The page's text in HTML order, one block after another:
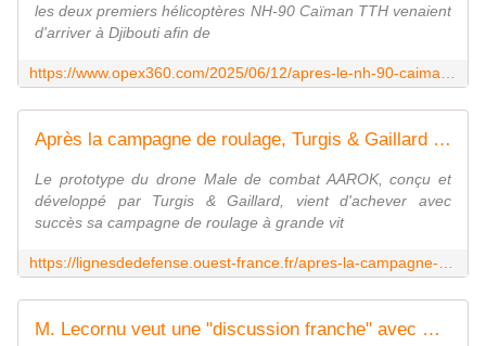
les deux premiers hélicoptères NH-90 Caïman TTH venaient
d'arriver à Djibouti afin de
Après la campagne de roulage, Turgis & Gaillard confirme que le programme AAROK est prêt pour son premier vol
Le prototype du drone Male de combat AAROK, conçu et
développé par Turgis & Gaillard, vient d'achever avec
succès sa campagne de roulage à grande vit
M. Lecornu veut une "discussion franche" avec Berlin et Madrid sur la gouvernance du programme SCAF - Zone Militaire